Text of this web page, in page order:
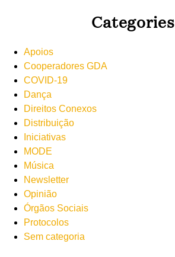
Categories
Apoios
Cooperadores GDA
COVID-19
Dança
Direitos Conexos
Distribuição
Iniciativas
MODE
Música
Newsletter
Opinião
Órgãos Sociais
Protocolos
Sem categoria